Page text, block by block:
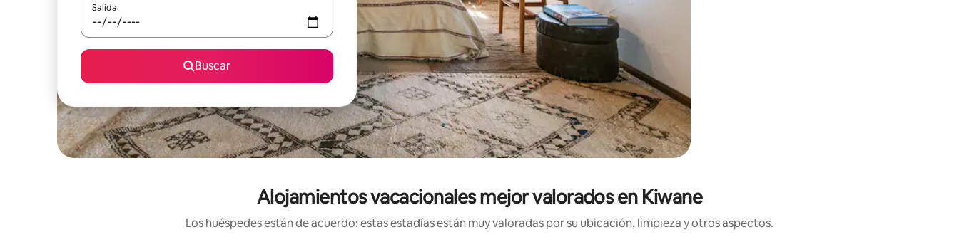
Salida
Buscar
Alojamientos vacacionales mejor valorados en Kiwane
Los huéspedes están de acuerdo: estas estadías están muy valoradas por su ubicación, limpieza y otros aspectos.